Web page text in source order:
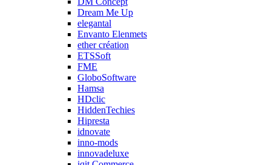
Dream Me Up
elegantal
Envanto Elenmets
ether création
ETSSoft
FME
GloboSoftware
Hamsa
HDclic
HiddenTechies
Hipresta
idnovate
inno-mods
innovadeluxe